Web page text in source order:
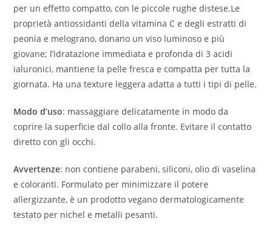
per un effetto compatto, con le piccole rughe distese.Le
proprietà antiossidanti della vitamina C e degli estratti di
peonia e melograno, donano un viso luminoso e più
giovane; l’idratazione immediata e profonda di 3 acidi
ialuronici, mantiene la pelle fresca e compatta per tutta la
giornata. Ha una texture leggera adatta a tutti i tipi di pelle.
Modo d’uso: massaggiare delicatamente in modo da
coprire la superficie dal collo alla fronte. Evitare il contatto
diretto con gli occhi.
Avvertenze: non contiene parabeni, siliconi, olio di vaselina
e coloranti. Formulato per minimizzare il potere
allergizzante, è un prodotto vegano dermatologicamente
testato per nichel e metalli pesanti.